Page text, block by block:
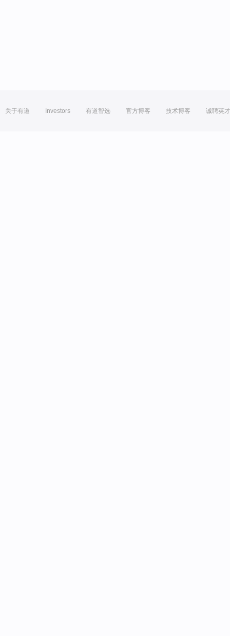
关于有道 Investors 有道智选 官方博客 技术博客 诚聘英才